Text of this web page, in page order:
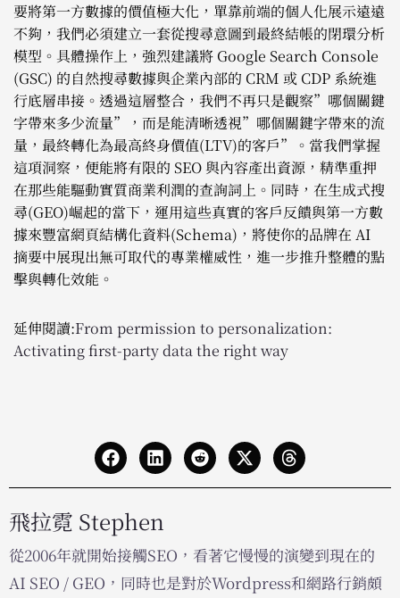
要將第一方數據的價值極大化，單靠前端的個人化展示遠遠
不夠，我們必須建立一套從搜尋意圖到最終結帳的閉環分析
模型。具體操作上，強烈建議將 Google Search Console
(GSC) 的自然搜尋數據與企業內部的 CRM 或 CDP 系統進
行底層串接。透過這層整合，我們不再只是觀察”哪個關鍵
字帶來多少流量”，而是能清晰透視”哪個關鍵字帶來的流
量，最終轉化為最高終身價值(LTV)的客戶”。當我們掌握
這項洞察，便能將有限的 SEO 與內容產出資源，精準重押
在那些能驅動實質商業利潤的查詢詞上。同時，在生成式搜
尋(GEO)崛起的當下，運用這些真實的客戶反饋與第一方數
據來豐富網頁結構化資料(Schema)，將使你的品牌在 AI
摘要中展現出無可取代的專業權威性，進一步推升整體的點
擊與轉化效能。
延伸閱讀:From permission to personalization:
Activating first-party data the right way
飛拉霓 Stephen
從2006年就開始接觸SEO，看著它慢慢的演變到現在的
AI SEO / GEO，同時也是對於Wordpress和網路行銷頗